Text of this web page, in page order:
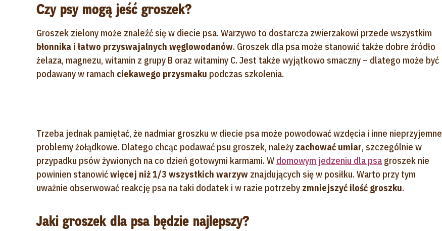
Czy psy mogą jeść groszek?
Groszek zielony może znaleźć się w diecie psa. Warzywo to dostarcza zwierzakowi przede wszystkim
błonnika i łatwo przyswajalnych węglowodanów. Groszek dla psa może stanowić także dobre źródło
żelaza, magnezu, witamin z grupy B oraz witaminy C. Jest także wyjątkowo smaczny – dlatego może być
podawany w ramach ciekawego przysmaku podczas szkolenia.
Trzeba jednak pamiętać, że nadmiar groszku w diecie psa może powodować wzdęcia i inne nieprzyjemne
problemy żołądkowe. Dlatego chcąc podawać psu groszek, należy zachować umiar, szczególnie w
przypadku psów żywionych na co dzień gotowymi karmami. W domowym jedzeniu dla psa groszek nie
powinien stanowićwięcej niż 1/3 wszystkich warzyw znajdujących się w posiłku. Warto przy tym
uważnie obserwować reakcję psa na taki dodatek i w razie potrzeby zmniejszyć ilość groszku.
Jaki groszek dla psa będzie najlepszy?